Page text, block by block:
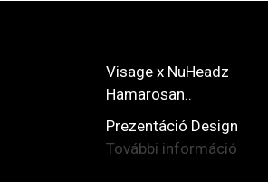
Visage x NuHeadz
Hamarosan..
Prezentáció Design
További információ